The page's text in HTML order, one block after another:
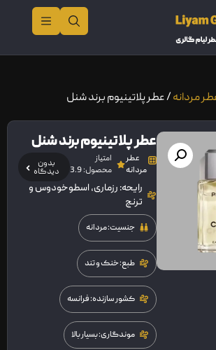
مردانه/ عطر پلاتینیوم برند شنل
عطر پلاتینیوم برند شنل
عطر
مردانه
امتیاز
محصول: 3.9
بدون
دیدگاه
رایحه: رزماری، اسطوخودوس و
ترنج
جنسیت: مردانه
طبع: خنک و تند
کشور سازنده: فرانسه
موندگاری: بسیار بالا